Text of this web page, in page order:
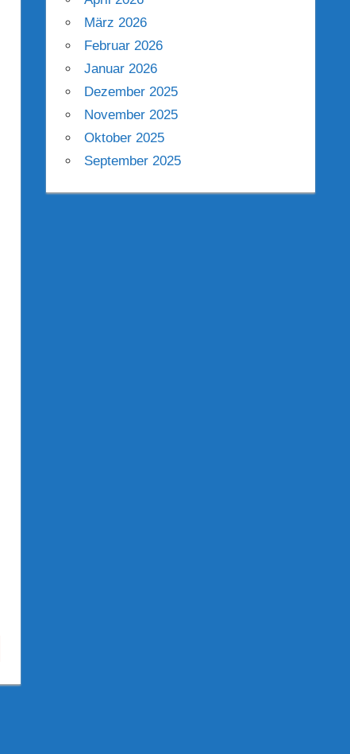
März 2026
Februar 2026
Januar 2026
Dezember 2025
November 2025
Oktober 2025
September 2025